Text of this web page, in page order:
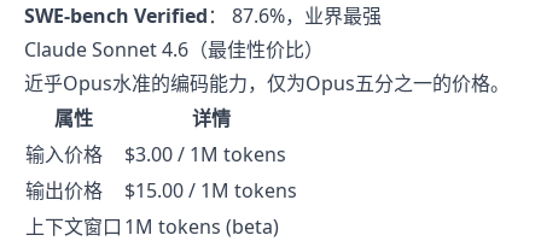
SWE-bench Verified： 87.6%，业界最强
Claude Sonnet 4.6（最佳性价比）
近乎Opus水准的编码能力，仅为Opus五分之一的价格。
属性
详情
输入价格
$3.00 / 1M tokens
输出价格
$15.00 / 1M tokens
上下文窗口 1M tokens (beta)